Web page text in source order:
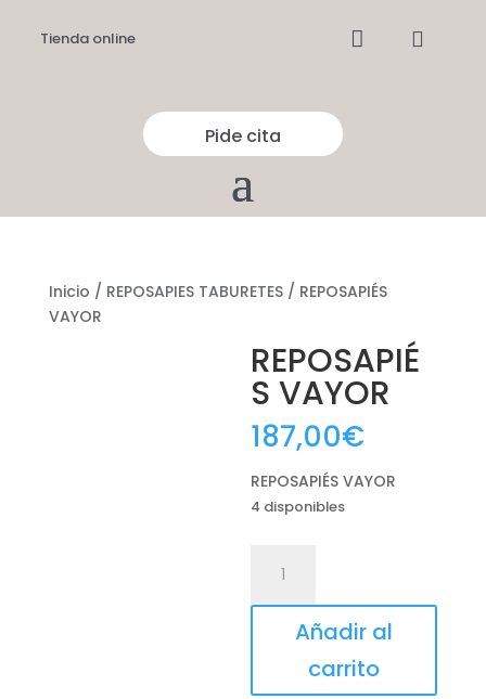
Tienda online  
Pide cita
Inicio / REPOSAPIES TABURETES/ REPOSAPIÉS
VAYOR
REPOSAPIÉ
S VAYOR
187,00€
REPOSAPIÉS VAYOR
4 disponibles
VAYOR
cantidad
Añadir al
carrito